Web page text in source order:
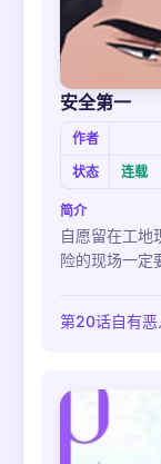
安全第一
作者
状态
连载
简介
自愿留在工地
险的现场一定
吗..?“不过哥..
第20话自有恶